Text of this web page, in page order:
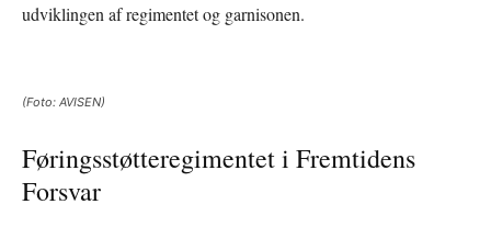
udviklingen af regimentet og garnisonen.
(Foto: AVISEN)
Føringsstøtteregimentet i Fremtidens
Forsvar